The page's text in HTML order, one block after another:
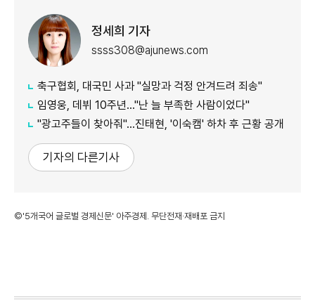
정세희 기자
ssss308@ajunews.com
축구협회, 대국민 사과 "실망과 걱정 안겨드려 죄송"
임영웅, 데뷔 10주년…"난 늘 부족한 사람이었다"
"광고주들이 찾아줘"…진태현, '이숙캠' 하차 후 근황 공개
기자의 다른기사
©'5개국어 글로벌 경제신문' 아주경제. 무단전재·재배포 금지